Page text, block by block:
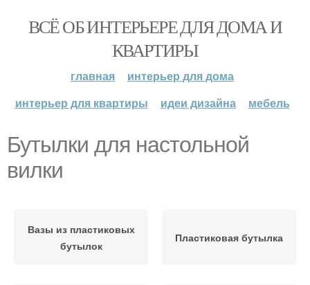
ВСЁ ОБ ИНТЕРЬЕРЕ ДЛЯ ДОМА И
КВАРТИРЫ
главная
интерьер для дома
интерьер для квартиры
идеи дизайна мебель
Бутылки для настольной
вилки
Вазы из пластиковых
бутылок
Пластиковая бутылка